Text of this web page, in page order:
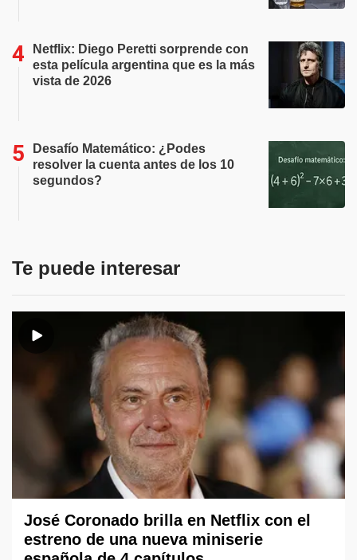
Netflix: Diego Peretti sorprende con
esta película argentina que es la más
vista de 2026
Desafío Matemático: ¿Podes
resolver la cuenta antes de los 10
segundos?
Te puede interesar
José Coronado brilla en Netflix con el
estreno de una nueva miniserie